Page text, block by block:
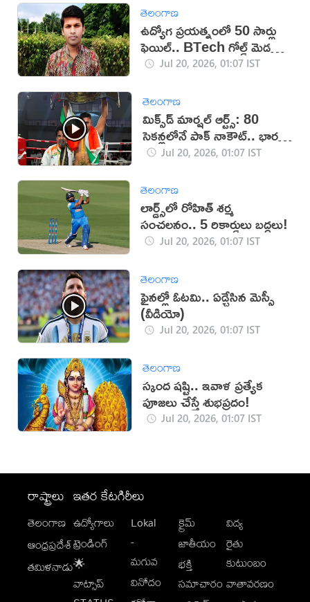
తెలంగాణ
ఉద్యోగ ప్రయత్నంలో 50 సార్లు
ఫెయిల్‌.. BTech గోల్డ్ మెడలిస్ట్
సూసైడ్Jul 20, 2026, 01:07 IST
తెలంగాణ
మిక్స్‌డ్ మార్షల్ ఆర్ట్స్: 80
సెకన్లలోనే పాక్ నాకౌట్.. భారత్‌
ఘన విజయం (వీడియో)
Jul 20, 2026, 01:07 IST
తెలంగాణ
లార్డ్స్‌లో రోహిత్ శర్మ
సంచలనం.. 5 రికార్డులు బద్దలు!
Jul 20, 2026, 01:07 IST
తెలంగాణ
ఫైనల్లో ఓటమి.. ఏడ్చేసిన మెస్సీ
(వీడియో)
Jul 20, 2026, 01:07 IST
తెలంగాణ
స్కంద షష్టి.. ఇవాళ ప్రత్యేక
పూజలు చేస్తే శుభప్రదం!
Jul 20, 2026, 01:07 IST
రాష్ట్రాలు
తెలంగాణ
ఆంధ్రప్రదేశ్
తమిళనాడు
ఇతర కేటగిరీలు
ఉద్యోగాలు
ట్రెండింగ్
🌟
వాట్సాప్
Lokal
-
మగువ
వినోదం
క్రైమ్
జాతీయం
భక్తి
సమాచారం
విద్య
రైతు
కుటుంబం
వాతావరణం